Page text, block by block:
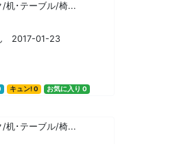
机･テーブル/椅...
2017-01-23
キュン! 0 お気に入り 0
机･テーブル/椅...